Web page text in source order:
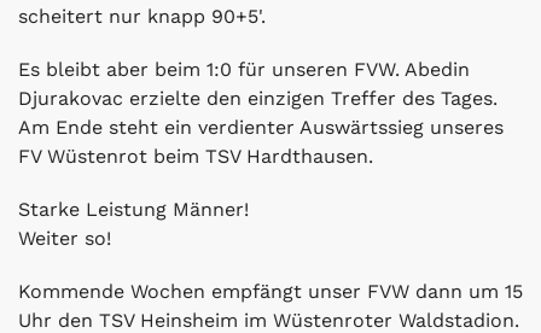
scheitert nur knapp 90+5'.
Es bleibt aber beim 1:0 für unseren FVW. Abedin
Djurakovac erzielte den einzigen Treffer des Tages.
Am Ende steht ein verdienter Auswärtssieg unseres
FV Wüstenrot beim TSV Hardthausen.
Starke Leistung Männer!
Weiter so!
Kommende Wochen empfängt unser FVW dann um 15
Uhr den TSV Heinsheim im Wüstenroter Waldstadion.